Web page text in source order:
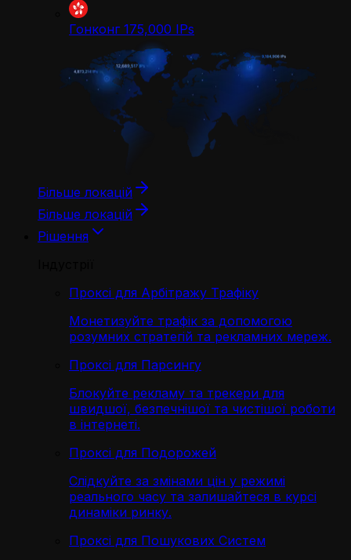
Гонконг 175,000 IPs
Більше локацій
Більше локацій
Рішення
Проксі для Арбітражу Трафіку
Монетизуйте трафік за допомогою
розумних стратегій та рекламних мереж.
Проксі для Парсингу
Блокуйте рекламу та трекери для
швидшої, безпечнішої та чистішої роботи
в інтернеті.
Проксі для Подорожей
Слідкуйте за змінами цін у режимі
реального часу та залишайтеся в курсі
динаміки ринку.
Проксі для Пошукових Систем